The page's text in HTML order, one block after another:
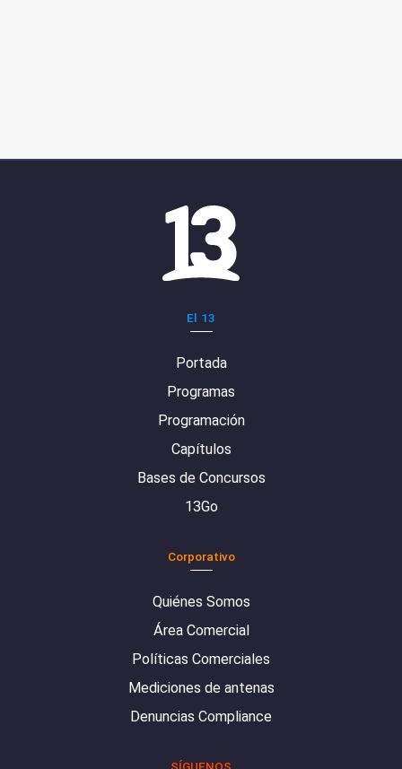
El 13
Portada
Programas
Programación
Capítulos
Bases de Concursos
13Go
Corporativo
Quiénes Somos
Área Comercial
Políticas Comerciales
Mediciones de antenas
Denuncias Compliance